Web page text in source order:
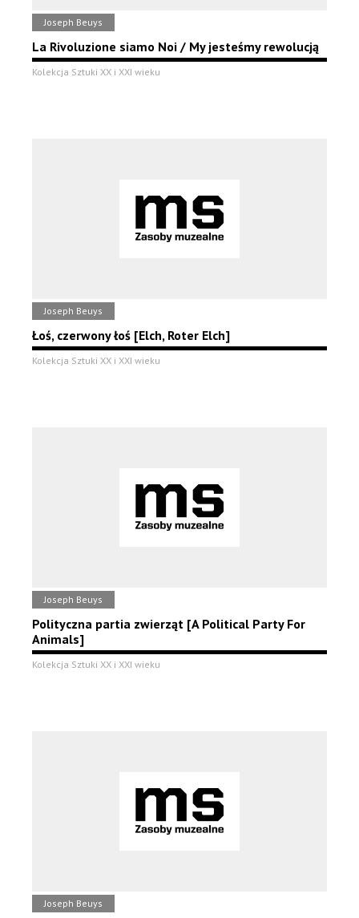
Joseph Beuys
La Rivoluzione siamo Noi / My jesteśmy rewolucją
Kolekcja Sztuki XX i XXI wieku
Joseph Beuys
Łoś, czerwony łoś [Elch, Roter Elch]
Kolekcja Sztuki XX i XXI wieku
Joseph Beuys
Polityczna partia zwierząt [A Political Party For
Animals]
Kolekcja Sztuki XX i XXI wieku
Joseph Beuys